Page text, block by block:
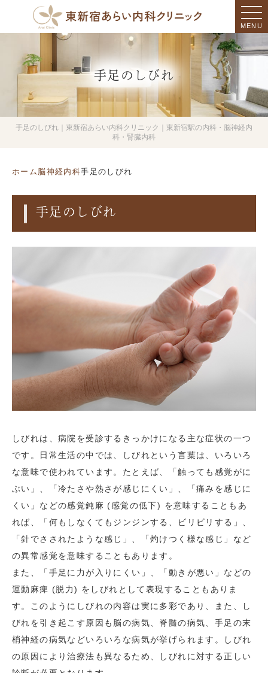
MENU
手足のしびれ
手足のしびれ｜東新宿あらい内科クリニック｜東新宿駅の内科・脳神経内
科・腎臓内科
ホーム 脳神経内科手足のしびれ
手足のしびれ
しびれは、病院を受診するきっかけになる主な症状の一つ
です。日常生活の中では、しびれという言葉は、いろいろ
な意味で使われています。たとえば、「触っても感覚がに
ぶい」、「冷たさや熱さが感じにくい」、「痛みを感じに
くい」などの感覚鈍麻 (感覚の低下) を意味することもあ
れば、「何もしなくてもジンジンする、ビリビリする」、
「針でさされたような感じ」、「灼けつく様な感じ」など
の異常感覚を意味することもあります。
また、「手足に力が入りにくい」、「動きが悪い」などの
運動麻痺 (脱力) をしびれとして表現することもありま
す。このようにしびれの内容は実に多彩であり、また、し
びれを引き起こす原因も脳の病気、脊髄の病気、手足の末
梢神経の病気などいろいろな病気が挙げられます。しびれ
の原因により治療法も異なるため、しびれに対する正しい